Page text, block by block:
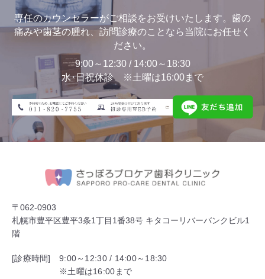
専任のカウンセラーがご相談をお受けいたします。歯の
痛みや歯茎の腫れ、訪問診療のことなら当院にお任せく
ださい。
9:00～12:30 / 14:00～18:30
水･日祝休診 ※土曜は16:00まで
〒062-0903
札幌市豊平区豊平3条1丁目1番38号 キタコーリバーバンクビル1
階
[診療時間]
9:00～12:30 / 14:00～18:30
※土曜は16:00まで